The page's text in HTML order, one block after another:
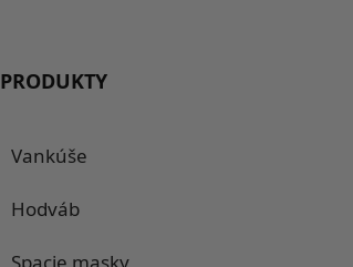
PRODUKTY
Vankúše
Hodváb